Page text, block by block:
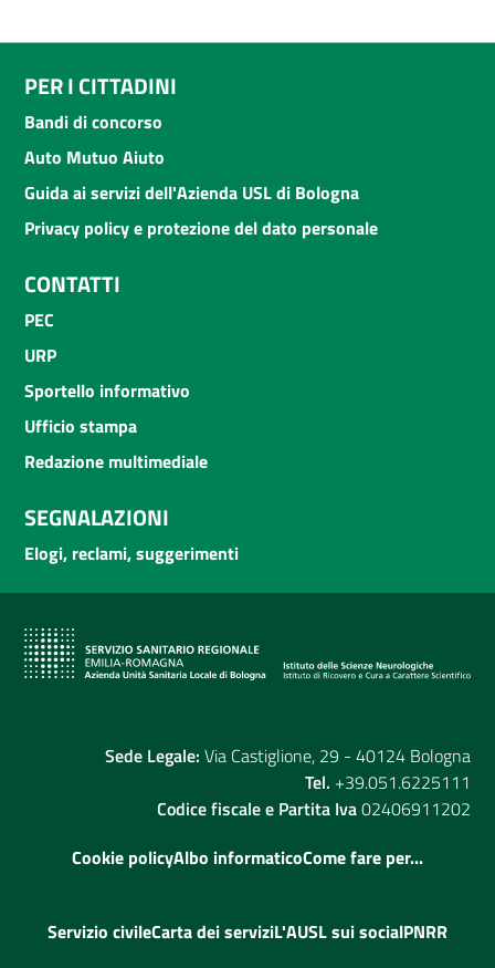
PER I CITTADINI
Bandi di concorso
Auto Mutuo Aiuto
Guida ai servizi dell'Azienda USL di Bologna
Privacy policy e protezione del dato personale
CONTATTI
PEC
URP
Sportello informativo
Ufficio stampa
Redazione multimediale
SEGNALAZIONI
Elogi, reclami, suggerimenti
Sede Legale: Via Castiglione, 29 - 40124 Bologna
Tel. +39.051.6225111
Codice fiscale e Partita Iva02406911202
Cookie policyAlbo informaticoCome fare per...
Servizio civileCarta dei serviziL'AUSL sui socialPNRR